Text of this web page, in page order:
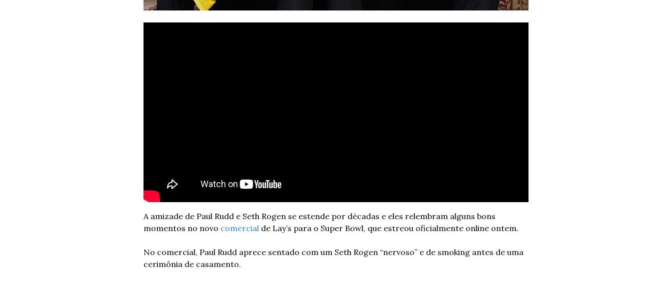
A amizade de Paul Rudd e Seth Rogen se estende por décadas e eles relembram alguns bons
momentos no novo comercial de Lay’s para o Super Bowl, que estreou oficialmente online ontem.
No comercial, Paul Rudd aprece sentado com um Seth Rogen “nervoso” e de smoking antes de uma
cerimônia de casamento.